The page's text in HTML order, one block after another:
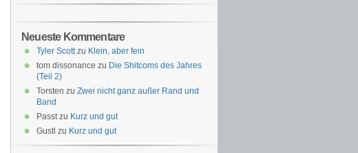
Neueste Kommentare
Tyler Scottzu Klein, aber fein
tom dissonance zu Die Shitcoms des Jahres
(Teil 2)
Torsten zu Zwei nicht ganz außer Rand und
Band
Passtzu Kurz und gut
Gustl zu Kurz und gut